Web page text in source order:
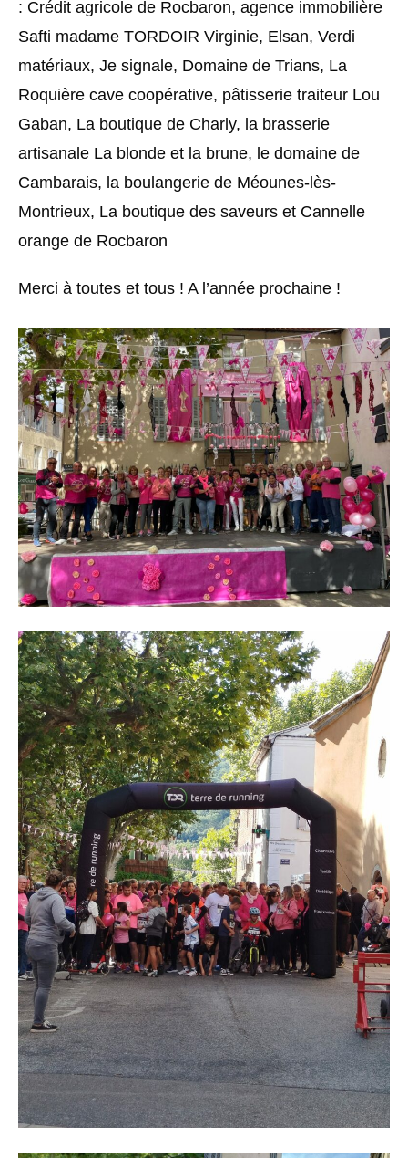
: Crédit agricole de Rocbaron, agence immobilière
Safti madame TORDOIR Virginie, Elsan, Verdi
matériaux, Je signale, Domaine de Trians, La
Roquière cave coopérative, pâtisserie traiteur Lou
Gaban, La boutique de Charly, la brasserie
artisanale La blonde et la brune, le domaine de
Cambarais, la boulangerie de Méounes-lès-
Montrieux, La boutique des saveurs et Cannelle
orange de Rocbaron
Merci à toutes et tous ! A l’année prochaine !